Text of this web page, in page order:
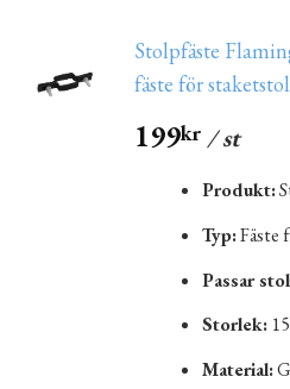
Stolpfäste
fäste för
199kr / st
Produkt:
Typ:Fäste
Passar
Storlek:
Material: